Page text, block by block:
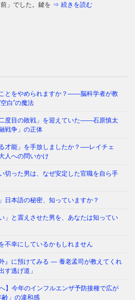
前」でした。鍵を ⇒ 続きを読む
覆う重苦しい閉塞感。「この国はもうダメ
、私たちは依然⇒ 続きを読む
す。 議員たちの「海外視察」——その名
に駆け込んだとし⇒ 続きを読む
とをやめられますか？——脳科学者が教
白”の魔法
二度目の敗戦」を迎えていた――石原慎太
戦争」の正体
才能」を手放しましたか？──レイチェ
人への問いかけ
切った男は、なぜ安定した官職を自ら手
日本語の秘密、知っていますか？
」と震えさせた男を、あなたは知ってい
不幸にしているかもしれません
』に預けてみる ― 養老孟司が教えてくれ
す逃げ道」
】今年のインフルエンザ予防接種で広が
齢」の違和感